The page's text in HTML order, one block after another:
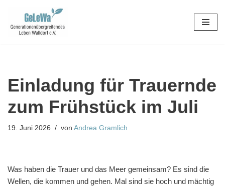
Zum
Einladung für Trauernde
zum Frühstück im Juli
19. Juni 2026 von Andrea Gramlich
Was haben die Trauer und das Meer gemeinsam? Es sind die
Wellen, die kommen und gehen. Mal sind sie hoch und mächtig